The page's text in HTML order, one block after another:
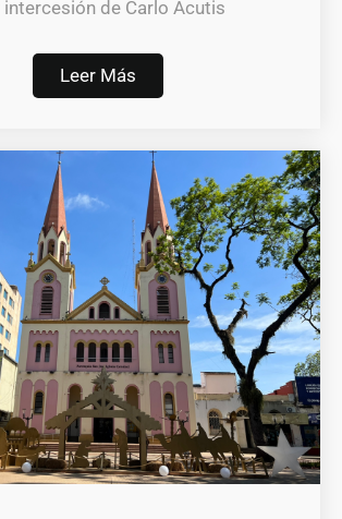
intercesión de Carlo Acutis
Leer Más